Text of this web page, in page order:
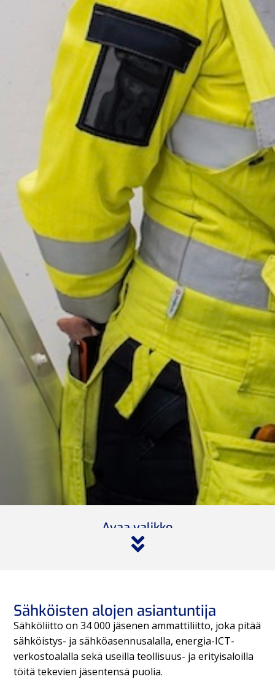
Avaa valikko
Sähköisten alojen asiantuntija
Sähköliitto on 34 000 jäsenen ammattiliitto, joka pitää
sähköistys- ja sähköasennusalalla, energia-ICT-
verkostoalalla sekä useilla teollisuus- ja erityisaloilla
töitä tekevien jäsentensä puolia.